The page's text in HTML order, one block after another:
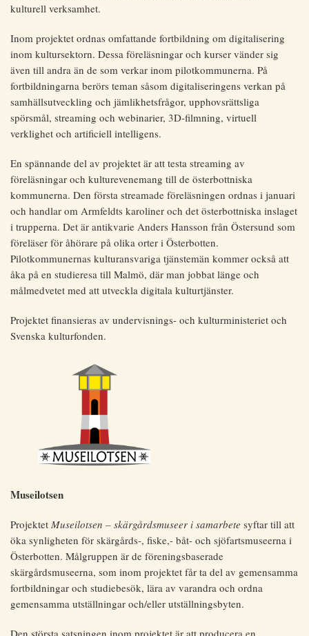
kulturell verksamhet.
Inom projektet ordnas omfattande fortbildning om digitalisering
inom kultursektorn. Dessa föreläsningar och kurser vänder sig
även till andra än de som verkar inom pilotkommunerna. På
fortbildningarna berörs teman såsom digitaliseringens verkan på
samhällsutveckling och jämlikhetsfrågor, upphovsrättsliga
spörsmål, streaming och webinarier, 3D-filmning, virtuell
verklighet och artificiell intelligens.
En spännande del av projektet är att testa streaming av
föreläsningar och kulturevenemang till de österbottniska
kommunerna. Den första streamade föreläsningen ordnas i januari
och handlar om Armfeldts karoliner och det österbottniska inslaget
i trupperna. Det är antikvarie Anders Hansson från Östersund som
föreläser för åhörare på olika orter i Österbotten.
Pilotkommunernas kulturansvariga tjänstemän kommer också att
åka på en studieresa till Malmö, där man jobbat länge och
målmedvetet med att utveckla digitala kulturtjänster.
Projektet finansieras av undervisnings- och kulturministeriet och
Svenska kulturfonden.
Museilotsen
Projektet Museilotsen – skärgårdsmuseer i samarbete syftar till att
öka synligheten för skärgårds-, fiske,- båt- och sjöfartsmuseerna i
Österbotten. Målgruppen är de föreningsbaserade
skärgårdsmuseerna, som inom projektet får ta del av gemensamma
fortbildningar och studiebesök, lära av varandra och ordna
gemensamma utställningar och/eller utställningsbyten.